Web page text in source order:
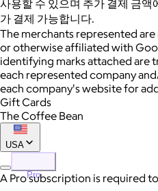
사용할 수 있으며 추가 결제 금
가 결제 가능합니다.
The merchants represented
or otherwise affiliated with
identifying marks attached are
each represented company
each company's website for
Gift Cards
The Coffee Bean
USA
Pro
A Pro subscription is required